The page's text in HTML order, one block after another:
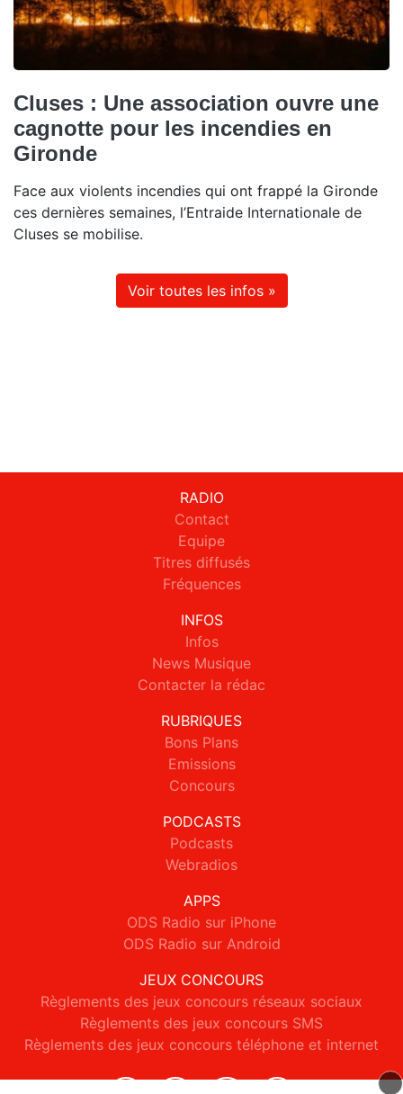
Cluses : Une association ouvre une
cagnotte pour les incendies en
Gironde
Face aux violents incendies qui ont frappé la Gironde
ces dernières semaines, l’Entraide Internationale de
Cluses se mobilise.
Voir toutes les infos »
RADIO
Contact
Equipe
Titres diffusés
Fréquences
INFOS
Infos
News Musique
Contacter la rédac
RUBRIQUES
Bons Plans
Emissions
Concours
PODCASTS
Podcasts
Webradios
APPS
ODS Radio sur iPhone
ODS Radio sur Android
JEUX CONCOURS
Règlements des jeux concours réseaux sociaux
Règlements des jeux concours SMS
Règlements des jeux concours téléphone et internet